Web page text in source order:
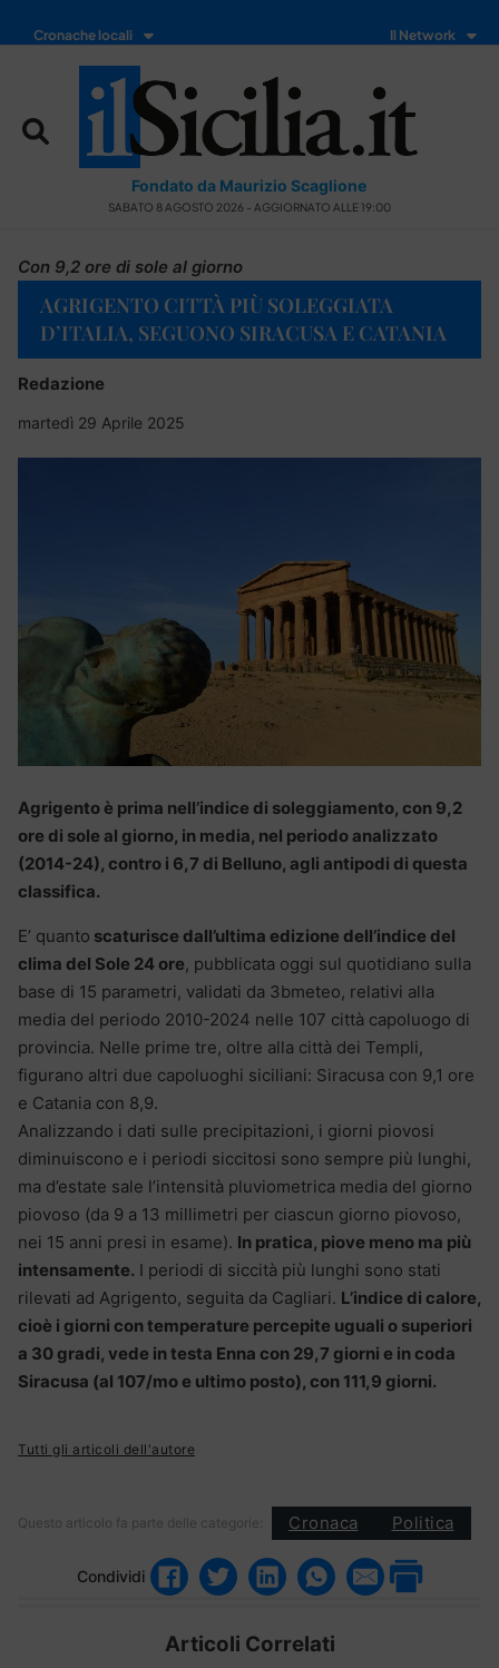
Cronache locali Il Network
Fondato da Maurizio Scaglione
SABATO 8 AGOSTO 2026 - AGGIORNATO ALLE 19:00
Con 9,2 ore di sole al giorno
AGRIGENTO CITTÀ PIÙ SOLEGGIATA
D’ITALIA, SEGUONO SIRACUSA E CATANIA
Redazione
martedì 29 Aprile 2025
Agrigento è prima nell’indice di soleggiamento, con 9,2
ore di sole al giorno, in media, nel periodo analizzato
(2014-24), contro i 6,7 di Belluno, agli antipodi di questa
classifica.
E’ quanto scaturisce dall’ultima edizione dell’indice del
clima del Sole 24 ore, pubblicata oggi sul quotidiano sulla
base di 15 parametri, validati da 3bmeteo, relativi alla
media del periodo 2010-2024 nelle 107 città capoluogo di
provincia. Nelle prime tre, oltre alla città dei Templi,
figurano altri due capoluoghi siciliani: Siracusa con 9,1 ore
e Catania con 8,9.
Analizzando i dati sulle precipitazioni, i giorni piovosi
diminuiscono e i periodi siccitosi sono sempre più lunghi,
ma d’estate sale l’intensità pluviometrica media del giorno
piovoso (da 9 a 13 millimetri per ciascun giorno piovoso,
nei 15 anni presi in esame). In pratica, piove meno ma più
intensamente. I periodi di siccità più lunghi sono stati
rilevati ad Agrigento, seguita da Cagliari. L’indice di calore,
cioè i giorni con temperature percepite uguali o superiori
a 30 gradi, vede in testa Enna con 29,7 giorni e in coda
Siracusa (al 107/mo e ultimo posto), con 111,9 giorni.
Tutti gli articoli dell'autore
Questo articolo fa parte delle categorie: Cronaca Politica
Condividi
Articoli Correlati